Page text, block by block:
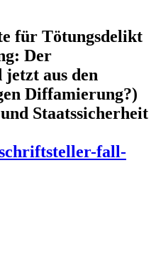
für Tötungsdelikt
Der
aus den
Diffamierung?)
Staatssicherheit
fall-